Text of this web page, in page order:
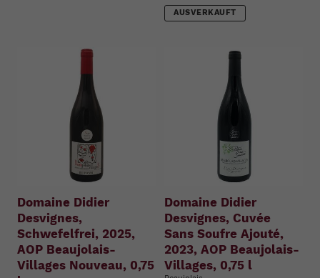
AUSVERKAUFT
Domaine Didier
Desvignes,
Schwefelfrei, 2025,
AOP Beaujolais-
Villages Nouveau, 0,75
Domaine Didier
Desvignes, Cuvée
Sans Soufre Ajouté,
2023, AOP Beaujolais-
Villages, 0,75 l